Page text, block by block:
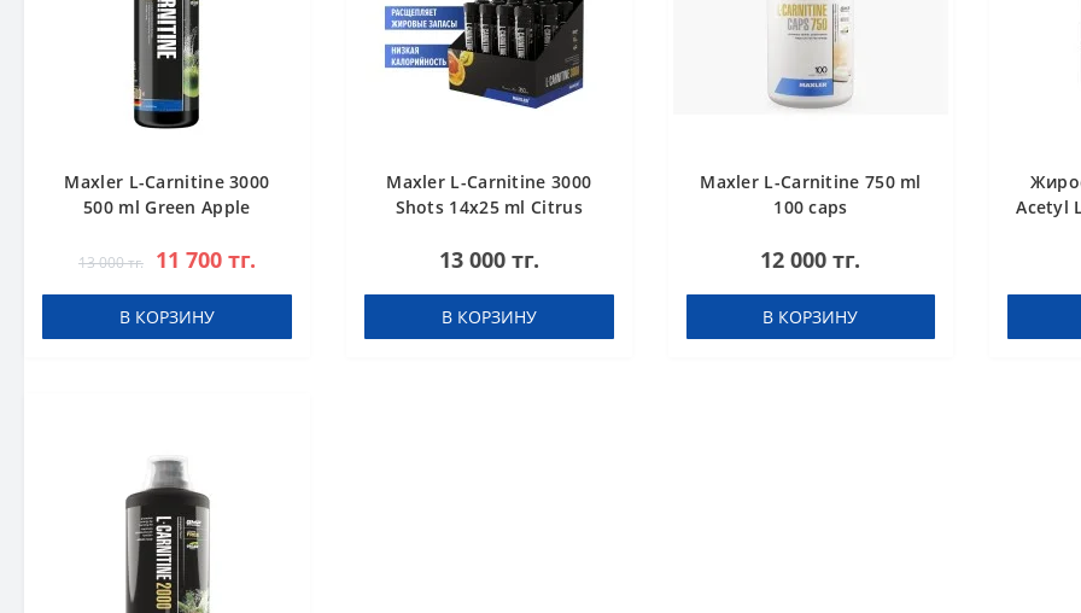
Maxler L-Carnitine 3000
500 ml Green Apple
13 000 тг. 11 700 тг.
В КОРЗИНУ
Maxler L-Carnitine 3000
Shots 14x25 ml Citrus
13 000 тг.
В КОРЗИНУ
Maxler L-Carnitine 750 ml
100 caps
12 000 тг.
В КОРЗИНУ
Acetyl